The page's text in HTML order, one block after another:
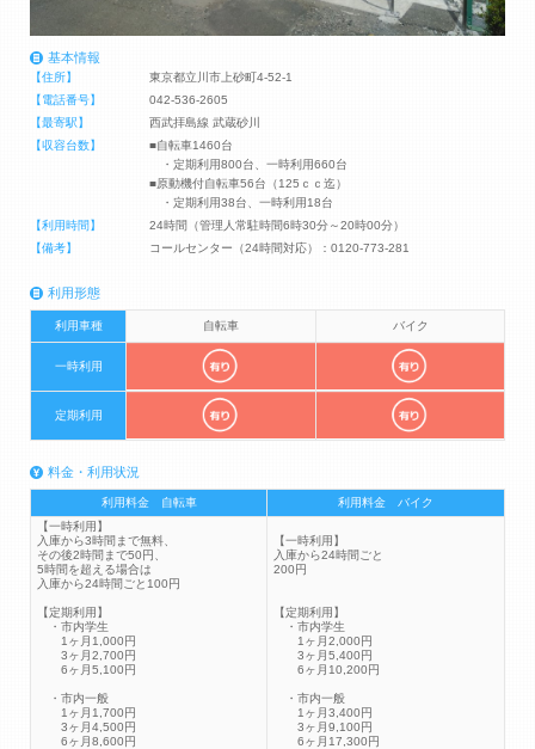
基本情報
【住所】
東京都立川市上砂町4-52-1
【電話番号】
042-536-2605
【最寄駅】
西武拝島線 武蔵砂川
【収容台数】
■自転車1460台
・定期利用800台、一時利用660台
■原動機付自転車56台（125ｃｃ迄）
・定期利用38台、一時利用18台
【利用時間】
24時間（管理人常駐時間6時30分～20時00分）
【備考】
コールセンター（24時間対応）：0120-773-281
利用形態
利用車種 自転車 バイク
一時利用
定期利用
料金・利用状況
利用料金 自転車
利用料金 バイク
【一時利用】
入庫から3時間まで無料、
その後2時間まで50円、
5時間を超える場合は
入庫から24時間ごと100円
【定期利用】
・市内学生
1ヶ月1,000円
3ヶ月2,700円
6ヶ月5,100円
・市内一般
1ヶ月1,700円
3ヶ月4,500円
6ヶ月8,600円
【一時利用】
入庫から24時間ごと
200円
【定期利用】
・市内学生
1ヶ月2,000円
3ヶ月5,400円
6ヶ月10,200円
・市内一般
1ヶ月3,400円
3ヶ月9,100円
6ヶ月17,300円